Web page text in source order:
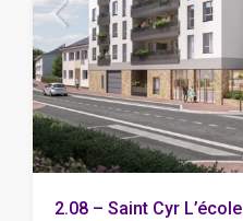
2.08 – Saint Cyr L’école